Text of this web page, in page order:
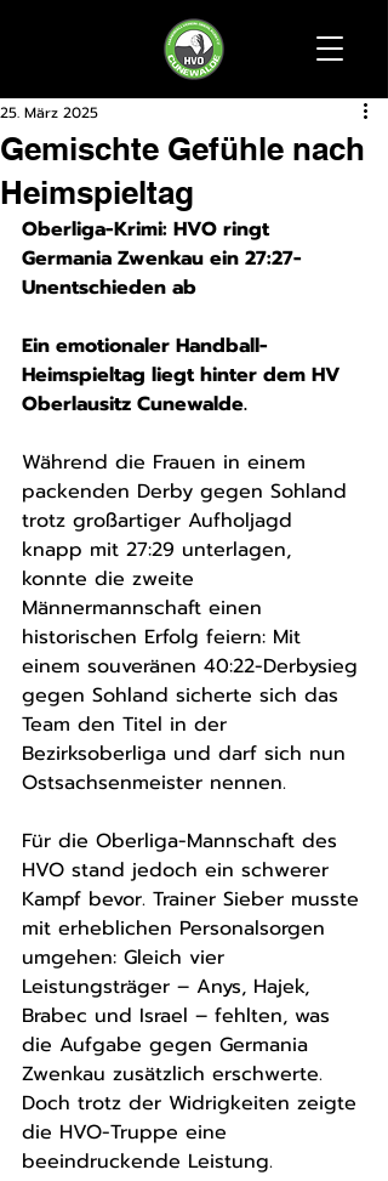
Gemischte Gefühle nach
Heimspieltag
25. März 2025
Oberliga-Krimi: HVO ringt
Germania Zwenkau ein 27:27-
Unentschieden ab
Ein emotionaler Handball-
Heimspieltag liegt hinter dem HV
Oberlausitz Cunewalde.
Während die Frauen in einem
packenden Derby gegen Sohland
trotz großartiger Aufholjagd
knapp mit 27:29 unterlagen,
konnte die zweite
Männermannschaft einen
historischen Erfolg feiern: Mit
einem souveränen 40:22-Derbysieg
gegen Sohland sicherte sich das
Team den Titel in der
Bezirksoberliga und darf sich nun
Ostsachsenmeister nennen.
Für die Oberliga-Mannschaft des
HVO stand jedoch ein schwerer
Kampf bevor. Trainer Sieber musste
mit erheblichen Personalsorgen
umgehen: Gleich vier
Leistungsträger – Anys, Hajek,
Brabec und Israel – fehlten, was
die Aufgabe gegen Germania
Zwenkau zusätzlich erschwerte.
Doch trotz der Widrigkeiten zeigte
die HVO-Truppe eine
beeindruckende Leistung.